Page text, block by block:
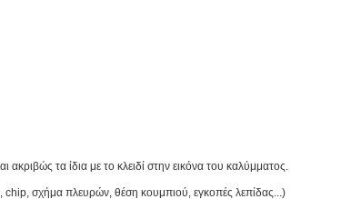
ακριβώς τα ίδια με το κλειδί στην εικόνα του καλύμματος.
chip, σχήμα πλευρών, θέση κουμπιού, εγκοπές λεπίδας...)